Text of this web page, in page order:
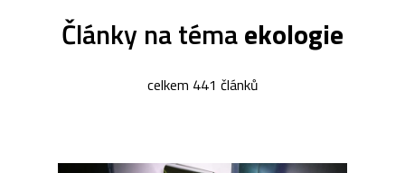
Články na témaekologie
celkem 441 článků